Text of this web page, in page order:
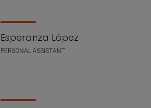
Esperanza López
PERSONAL ASSISTANT